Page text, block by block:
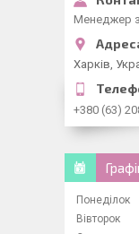
Менеджер
Харків,
+380 (63)
Понеділок
Вівторок